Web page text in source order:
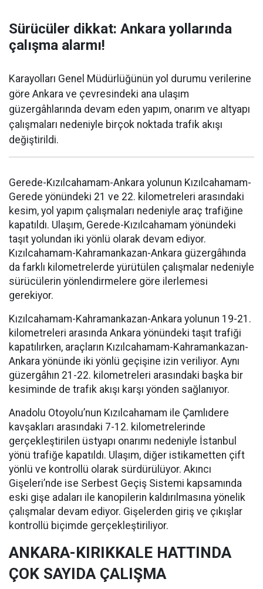
Sürücüler dikkat: Ankara yollarında
çalışma alarmı!
Karayolları Genel Müdürlüğünün yol durumu verilerine
göre Ankara ve çevresindeki ana ulaşım
güzergâhlarında devam eden yapım, onarım ve altyapı
çalışmaları nedeniyle birçok noktada trafik akışı
değiştirildi.
Gerede-Kızılcahamam-Ankara yolunun Kızılcahamam-
Gerede yönündeki 21 ve 22. kilometreleri arasındaki
kesim, yol yapım çalışmaları nedeniyle araç trafiğine
kapatıldı. Ulaşım, Gerede-Kızılcahamam yönündeki
taşıt yolundan iki yönlü olarak devam ediyor.
Kızılcahamam-Kahramankazan-Ankara güzergâhında
da farklı kilometrelerde yürütülen çalışmalar nedeniyle
sürücülerin yönlendirmelere göre ilerlemesi
gerekiyor.
Kızılcahamam-Kahramankazan-Ankara yolunun 19-21.
kilometreleri arasında Ankara yönündeki taşıt trafiği
kapatılırken, araçların Kızılcahamam-Kahramankazan-
Ankara yönünde iki yönlü geçişine izin veriliyor. Aynı
güzergâhın 21-22. kilometreleri arasındaki başka bir
kesiminde de trafik akışı karşı yönden sağlanıyor.
Anadolu Otoyolu’nun Kızılcahamam ile Çamlıdere
kavşakları arasındaki 7-12. kilometrelerinde
gerçekleştirilen üstyapı onarımı nedeniyle İstanbul
yönü trafiğe kapatıldı. Ulaşım, diğer istikametten çift
yönlü ve kontrollü olarak sürdürülüyor. Akıncı
Gişeleri’nde ise Serbest Geçiş Sistemi kapsamında
eski gişe adaları ile kanopilerin kaldırılmasına yönelik
çalışmalar devam ediyor. Gişelerden giriş ve çıkışlar
kontrollü biçimde gerçekleştiriliyor.
ANKARA-KIRIKKALE HATTINDA
ÇOK SAYIDA ÇALIŞMA